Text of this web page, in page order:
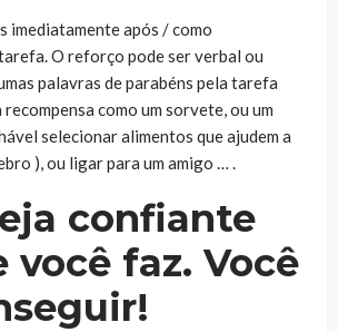
imediatamente após / como
O reforço pode ser verbal ou
palavras de parabéns pela tarefa
como um sorvete, ou um
selecionar alimentos que ajudem a
), ou ligar para um amigo … .
confiante
você faz. Você